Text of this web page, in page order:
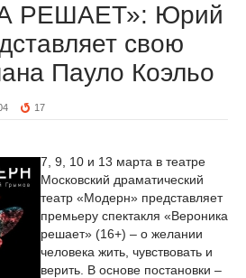
РЕШАЕТ»: Юрий
свою
Пауло Коэльо
17
7, 9, 10 и 13 марта в театре
Московский драматический
театр «Модерн» представляет
премьеру спектакля «Вероника
решает» (16+) – о желании
человека жить, чувствовать и
верить. В основе постановки –